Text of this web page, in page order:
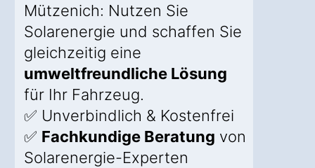
Mützenich: Nutzen Sie
Solarenergie und schaffen Sie
gleichzeitig eine
umweltfreundliche Lösung
für Ihr Fahrzeug.
✅ Unverbindlich & Kostenfrei
✅ Fachkundige Beratung von
Solarenergie-Experten